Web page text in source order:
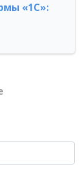
«1С»: